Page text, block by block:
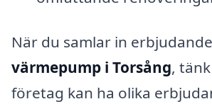
När du samlar in
värmepump i Torsång,
företag kan ha olika